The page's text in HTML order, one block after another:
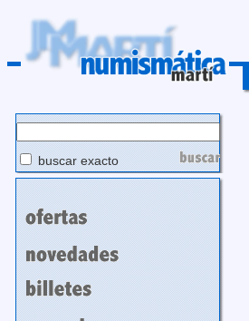
buscar exacto